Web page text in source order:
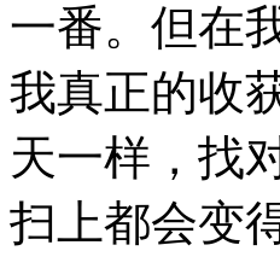
一番。但在
我真正的收
天一样，找
扫上都会变